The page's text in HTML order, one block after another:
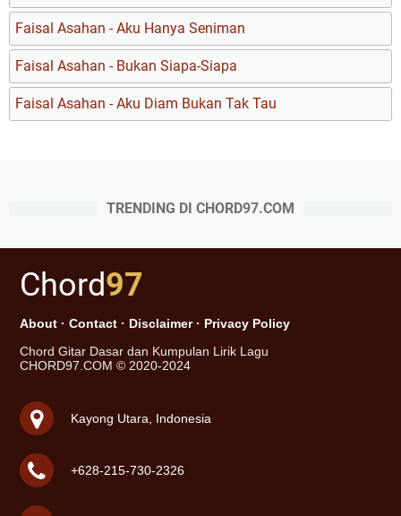
Faisal Asahan - Aku Hanya Seniman
Faisal Asahan - Bukan Siapa-Siapa
Faisal Asahan - Aku Diam Bukan Tak Tau
TRENDING DI CHORD97.COM
Chord97
About · Contact · Disclaimer· Privacy Policy
Chord Gitar Dasar dan Kumpulan Lirik Lagu
CHORD97.COM © 2020-2024
Kayong Utara, Indonesia
+628-215-730-2326